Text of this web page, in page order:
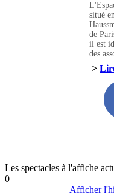
situé
de
il est
des
à
lieu
de 65
de
>
Les spectacles à l'affiche
0
Afficher